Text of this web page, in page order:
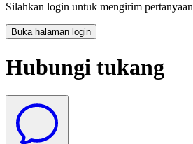
Silahkan login untuk mengirim pertanyaan
Buka halaman login
Hubungi tukang